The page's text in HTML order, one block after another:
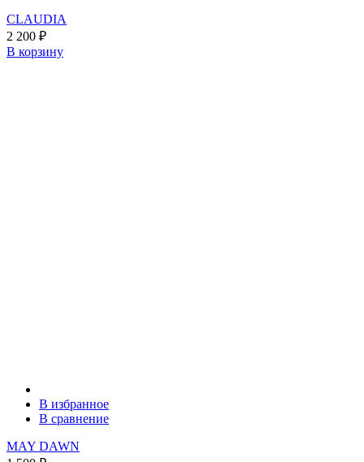
CLAUDIA
2 200 ₽
В корзину
В избранное
В сравнение
MAY DAWN